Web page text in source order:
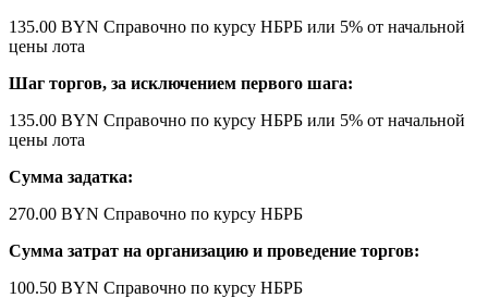
135.00 BYN Справочно по курсу НБРБ или 5% от начальной
цены лота
Шаг торгов, за исключением первого шага:
135.00 BYN Справочно по курсу НБРБ или 5% от начальной
цены лота
Сумма задатка:
270.00 BYN Справочно по курсу НБРБ
Сумма затрат на организацию и проведение торгов:
100.50 BYN Справочно по курсу НБРБ